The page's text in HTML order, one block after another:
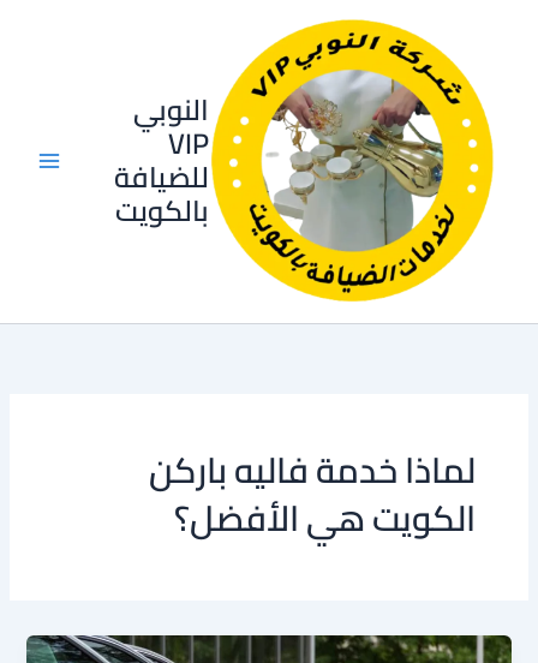
النوبي
VIP
للضيافة
بالكويت
لماذا خدمة فاليه باركن
الكويت هي الأفضل؟